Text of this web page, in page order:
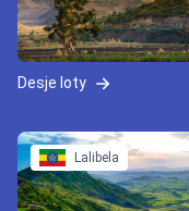
Desje loty
Lalibela